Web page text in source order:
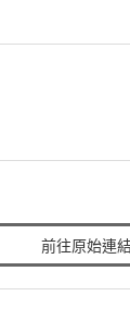
前往原始連